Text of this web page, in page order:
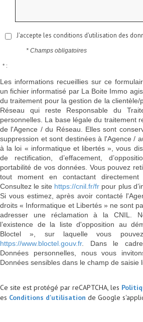
J'accepte les conditions d'utilisation des
* Champs obligatoires
* :
Les informations recueillies sur ce
un fichier informatisé par La Boite Immo
du traitement pour la gestion de la clientèle/
Réseau qui reste Responsable du
personnelles. La base légale du traitement
de l'Agence / du Réseau. Elles sont
suppression et sont destinées à l'Agence /
à la loi « informatique et libertés », vous
de rectification, d’effacement,
portabilité de vos données. Vous pouvez
tout moment en contactant
Consultez le site https://cnil.fr/fr pour plus
Si vous estimez, après avoir contacté
droits « Informatique et Libertés » ne sont
adresser une réclamation à la CNIL.
l’existence de la liste d'opposition au
Bloctel », sur laquelle vous
https://www.bloctel.gouv.fr. Dans le
Données personnelles, nous vous
Données sensibles dans le champ de saisie
Ce site est protégé par reCAPTCHA, les
es Conditions d'utilisation de Google